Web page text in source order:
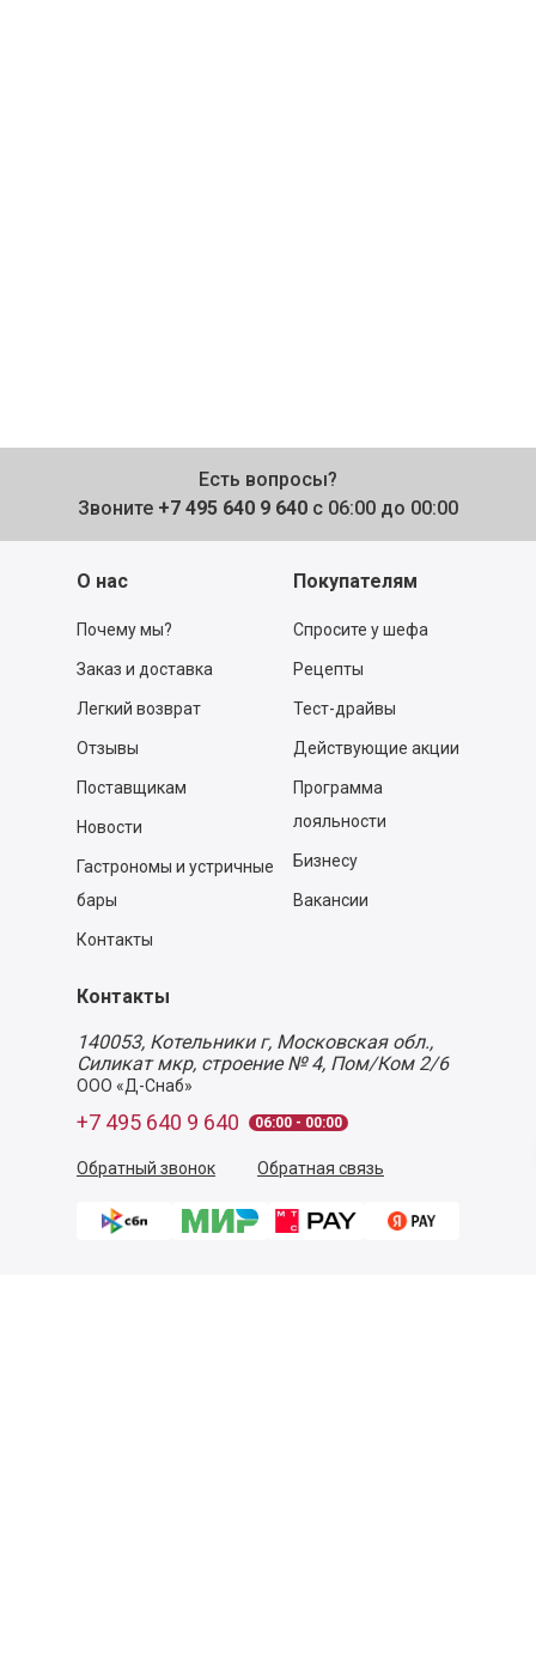
Есть вопросы?
Звоните +7 495 640 9 640 с 06:00 до 00:00
О нас
Почему мы?
Заказ и доставка
Легкий возврат
Отзывы
Поставщикам
Новости
Гастрономы и устричные
бары
Контакты
Покупателям
Спросите у шефа
Рецепты
Тест-драйвы
Действующие акции
Программа
лояльности
Бизнесу
Вакансии
Контакты
140053, Котельники г, Московская обл.,
Силикат мкр, строение № 4, Пом/Ком 2/6
ООО «Д-Снаб»
+7 495 640 9 640 06:00 - 00:00
Обратный звонок Обратная связь